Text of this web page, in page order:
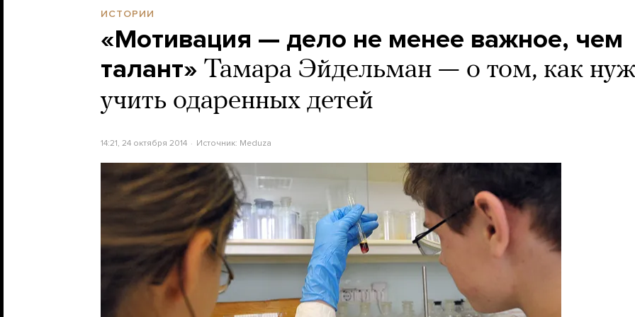
ИСТОРИИ
«Мотивация — дело не менее важное, чем
талант» Тамара Эйдельман — о том, как
учить одаренных детей
14:21, 24 октября 2014 Источник: Meduza